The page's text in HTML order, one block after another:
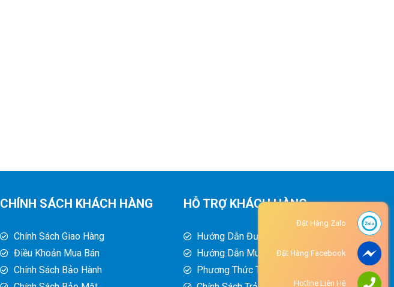
CHÍNH SÁCH KHÁCH HÀNG
Chính Sách Giao Hàng
Điều Khoản Mua Bán
Chính Sách Bảo Hành
HỖ TRỢ KHÁCH HÀNG
Hướng Dẫn Đường Đi
Hướng Dẫn Mua Hàng
Phương Thức Thanh Toán
Đặt Hàng Zalo
Đặt Hàng Facebook
Hotline Liên Hệ